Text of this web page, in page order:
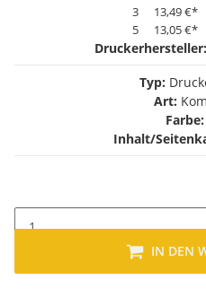
3
13,49 €*
5
13,05 €*
Druckerhersteller:
Typ:
Art:
Farbe:
Inhalt/
IN DEN